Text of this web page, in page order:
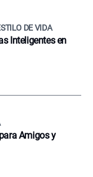
DE VIDA
Inteligentes en
Amigos y